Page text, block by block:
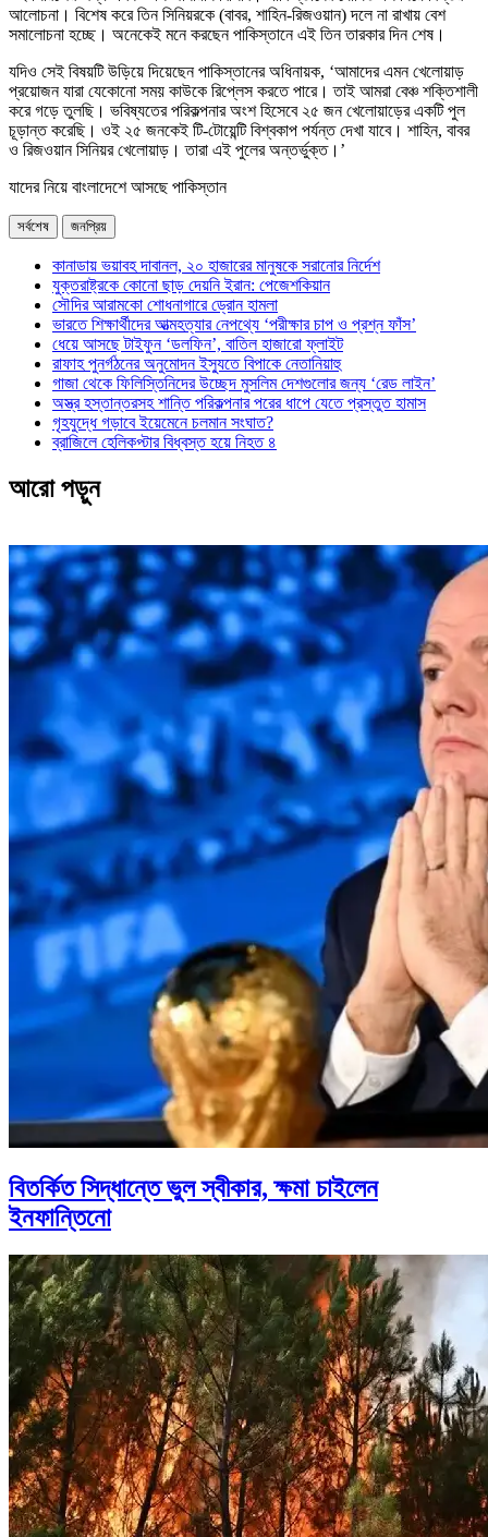
আলোচনা। বিশেষ করে তিন সিনিয়রকে (বাবর, শাহিন-রিজওয়ান) দলে না রাখায় বেশ
সমালোচনা হচ্ছে। অনেকেই মনে করছেন পাকিস্তানে এই তিন তারকার দিন শেষ।
যদিও সেই বিষয়টি উড়িয়ে দিয়েছেন পাকিস্তানের অধিনায়ক, ‘আমাদের এমন খেলোয়াড়
প্রয়োজন যারা যেকোনো সময় কাউকে রিপ্লেস করতে পারে। তাই আমরা বেঞ্চ শক্তিশালী
করে গড়ে তুলছি। ভবিষ্যতের পরিকল্পনার অংশ হিসেবে ২৫ জন খেলোয়াড়ের একটি পুল
চূড়ান্ত করেছি। ওই ২৫ জনকেই টি-টোয়েন্টি বিশ্বকাপ পর্যন্ত দেখা যাবে। শাহিন, বাবর
ও রিজওয়ান সিনিয়র খেলোয়াড়। তারা এই পুলের অন্তর্ভুক্ত।’
যাদের নিয়ে বাংলাদেশে আসছে পাকিস্তান
সর্বশেষ জনপ্রিয়
কানাডায় ভয়াবহ দাবানল, ২০ হাজারের মানুষকে সরানোর নির্দেশ
যুক্তরাষ্ট্রকে কোনো ছাড় দেয়নি ইরান: পেজেশকিয়ান
সৌদির আরামকো শোধনাগারে ড্রোন হামলা
ভারতে শিক্ষার্থীদের আত্মহত্যার নেপথ্যে ‘পরীক্ষার চাপ ও প্রশ্ন ফাঁস’
ধেয়ে আসছে টাইফুন ‘ডলফিন’, বাতিল হাজারো ফ্লাইট
রাফাহ পুনর্গঠনের অনুমোদন ইস্যুতে বিপাকে নেতানিয়াহু
গাজা থেকে ফিলিস্তিনিদের উচ্ছেদ মুসলিম দেশগুলোর জন্য ‘রেড লাইন’
অস্ত্র হস্তান্তরসহ শান্তি পরিকল্পনার পরের ধাপে যেতে প্রস্তুত হামাস
গৃহযুদ্ধে গড়াবে ইয়েমেনে চলমান সংঘাত?
ব্রাজিলে হেলিকপ্টার বিধ্বস্ত হয়ে নিহত ৪
আরো পড়ুন
বিতর্কিত সিদ্ধান্তে ভুল স্বীকার, ক্ষমা চাইলেন
ইনফান্তিনো